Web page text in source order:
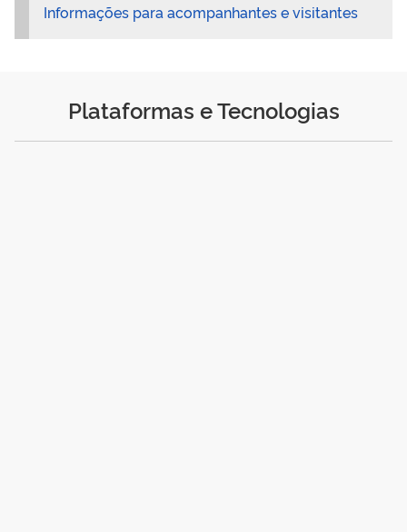
Informações para acompanhantes e visitantes
Plataformas e Tecnologias